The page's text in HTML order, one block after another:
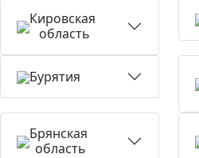
Кировская
область
Бурятия
Брянская
область